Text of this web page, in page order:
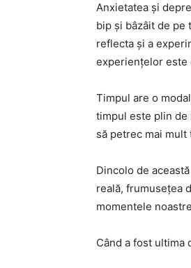
Anxietatea și
bip și bâzâit de pe
reflecta și a
experiențelor este
Timpul are o
timpul este plin de
să petrec mai
Dincolo de
reală, frumusețea
momentele
Când a fost ultima